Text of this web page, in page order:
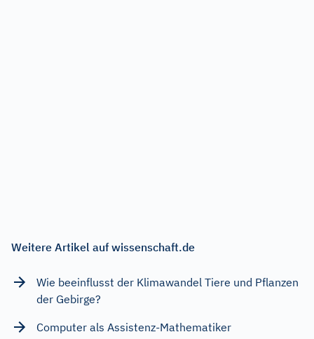
Weitere Artikel auf wissenschaft.de
Wie beeinflusst der Klimawandel Tiere und Pflanzen
der Gebirge?
Computer als Assistenz-Mathematiker